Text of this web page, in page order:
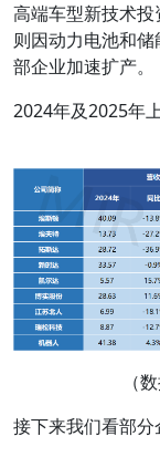
高端车型新技术
则因动力电池和
部企业加速扩产。
2024年及2025年
（
接下来我们看部分